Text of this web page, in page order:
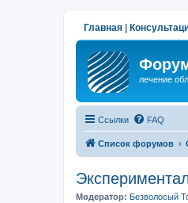
Главная
лечение
Ссылки FAQ
Список форумов
Модератор: Безволосый